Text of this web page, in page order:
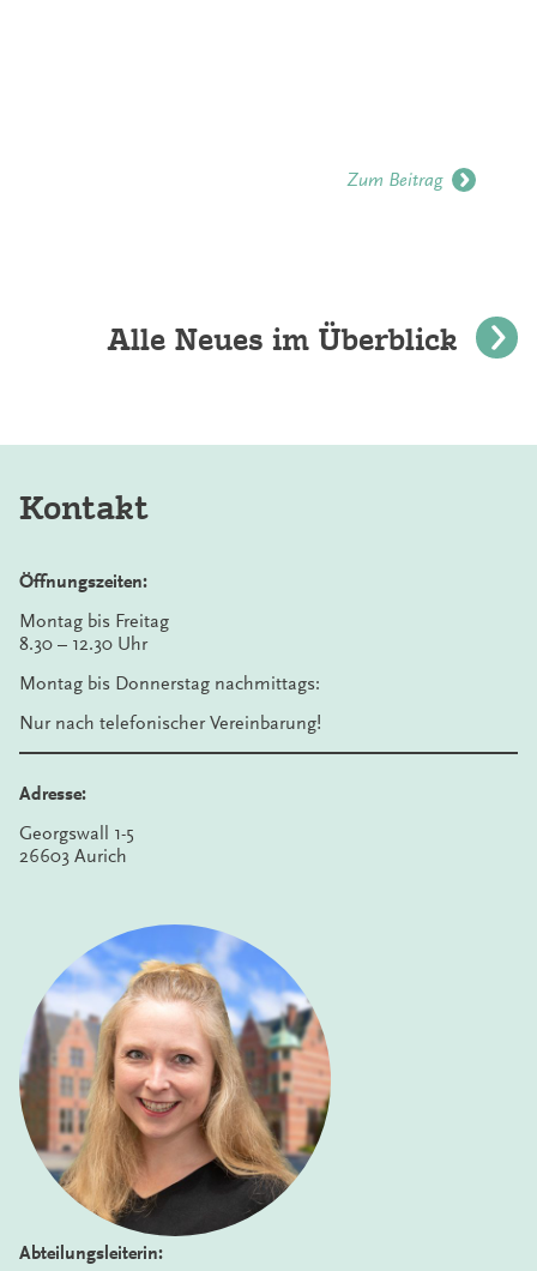
Zum Beitrag
Alle Neues im Überblick
Kontakt
Öffnungszeiten:
Montag bis Freitag
8.30 – 12.30 Uhr
Montag bis Donnerstag nachmittags:
Nur nach telefonischer Vereinbarung!
Adresse:
Georgswall 1-5
26603 Aurich
Abteilungsleiterin: